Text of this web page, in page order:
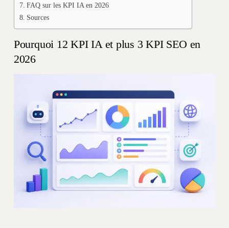
FAQ sur les KPI IA en 2026
Sources
Pourquoi 12 KPI IA et plus 3 KPI SEO en
2026